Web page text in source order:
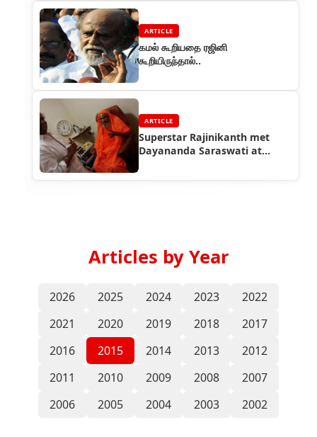
ARTICLE
கமல் கூறியதை ரஜினி
கூறியிருந்தால்..
ARTICLE
Superstar Rajinikanth met
Dayananda Saraswati at
Articles by Year
2026 2025 2024 2023
2022
2021
2020 2019 2018
2017
2016
2015 2014 2013
2012
2011
2010 2009 2008
2007
2006
2005 2004 2003 2002